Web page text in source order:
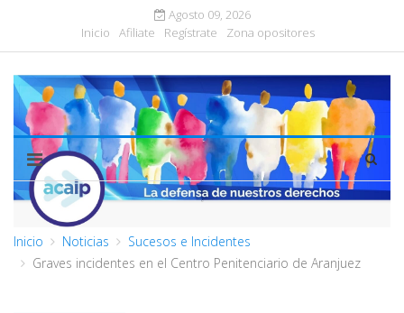
Agosto 09, 2026
Inicio
Afiliate Regístrate Zona opositores
Inicio Noticias
Sucesos e Incidentes
Graves incidentes en el Centro Penitenciario de Aranjuez